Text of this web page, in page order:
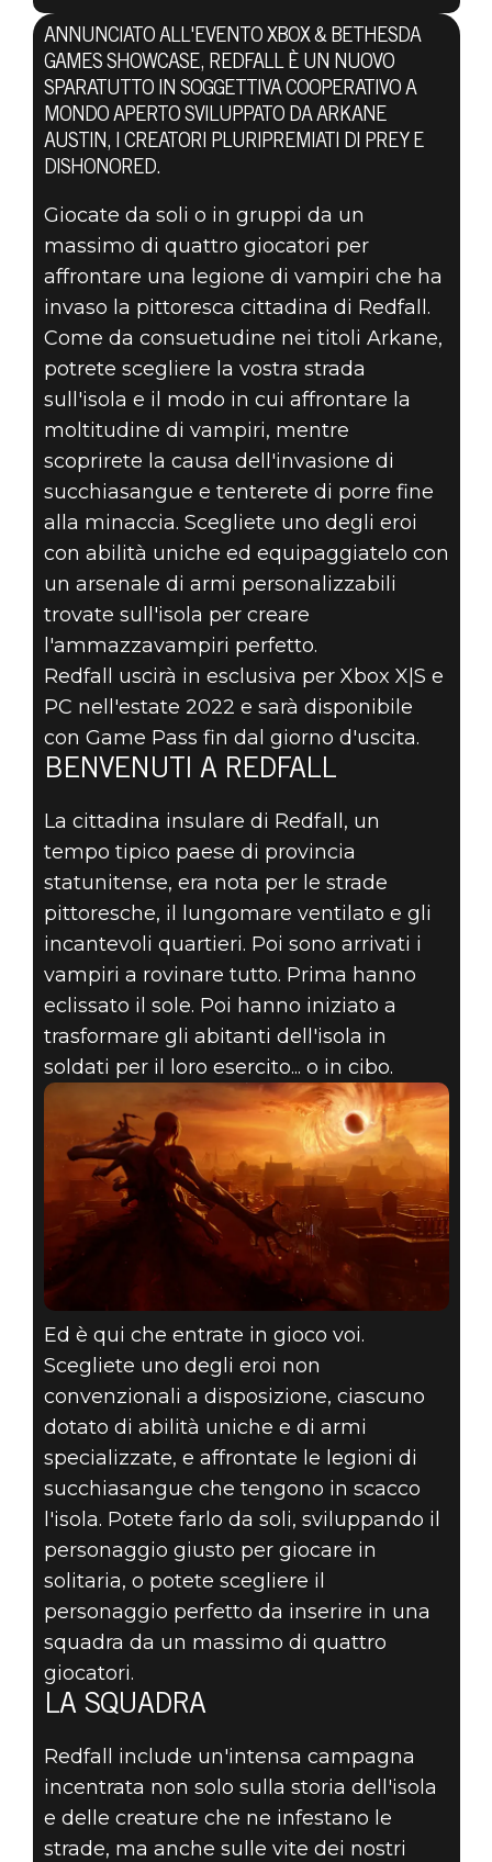
Redfall
13 giugno 2021
PRESENTAZIONE
UFFICIALE DI
REDFALL
ANNUNCIATO ALL'EVENTO XBOX & BETHESDA
GAMES SHOWCASE, REDFALL È UN NUOVO
SPARATUTTO IN SOGGETTIVA COOPERATIVO A
MONDO APERTO SVILUPPATO DA ARKANE
AUSTIN, I CREATORI PLURIPREMIATI DI PREY E
DISHONORED.
Giocate da soli o in gruppi da un
massimo di quattro giocatori per
affrontare una legione di vampiri che ha
invaso la pittoresca cittadina di Redfall.
Come da consuetudine nei titoli Arkane,
potrete scegliere la vostra strada
sull'isola e il modo in cui affrontare la
moltitudine di vampiri, mentre
scoprirete la causa dell'invasione di
succhiasangue e tenterete di porre fine
alla minaccia. Scegliete uno degli eroi
con abilità uniche ed equipaggiatelo con
un arsenale di armi personalizzabili
trovate sull'isola per creare
l'ammazzavampiri perfetto.
Redfall uscirà in esclusiva per Xbox X|S e
PC nell'estate 2022 e sarà disponibile
con Game Pass fin dal giorno d'uscita.
BENVENUTI A REDFALL
La cittadina insulare di Redfall, un
tempo tipico paese di provincia
statunitense, era nota per le strade
pittoresche, il lungomare ventilato e gli
incantevoli quartieri. Poi sono arrivati i
vampiri a rovinare tutto. Prima hanno
eclissato il sole. Poi hanno iniziato a
trasformare gli abitanti dell'isola in
soldati per il loro esercito... o in cibo.
Ed è qui che entrate in gioco voi.
Scegliete uno degli eroi non
convenzionali a disposizione, ciascuno
dotato di abilità uniche e di armi
specializzate, e affrontate le legioni di
succhiasangue che tengono in scacco
l'isola. Potete farlo da soli, sviluppando il
personaggio giusto per giocare in
solitaria, o potete scegliere il
personaggio perfetto da inserire in una
squadra da un massimo di quattro
giocatori.
LA SQUADRA
Redfall include un'intensa campagna
incentrata non solo sulla storia dell'isola
e delle creature che ne infestano le
strade, ma anche sulle vite dei nostri